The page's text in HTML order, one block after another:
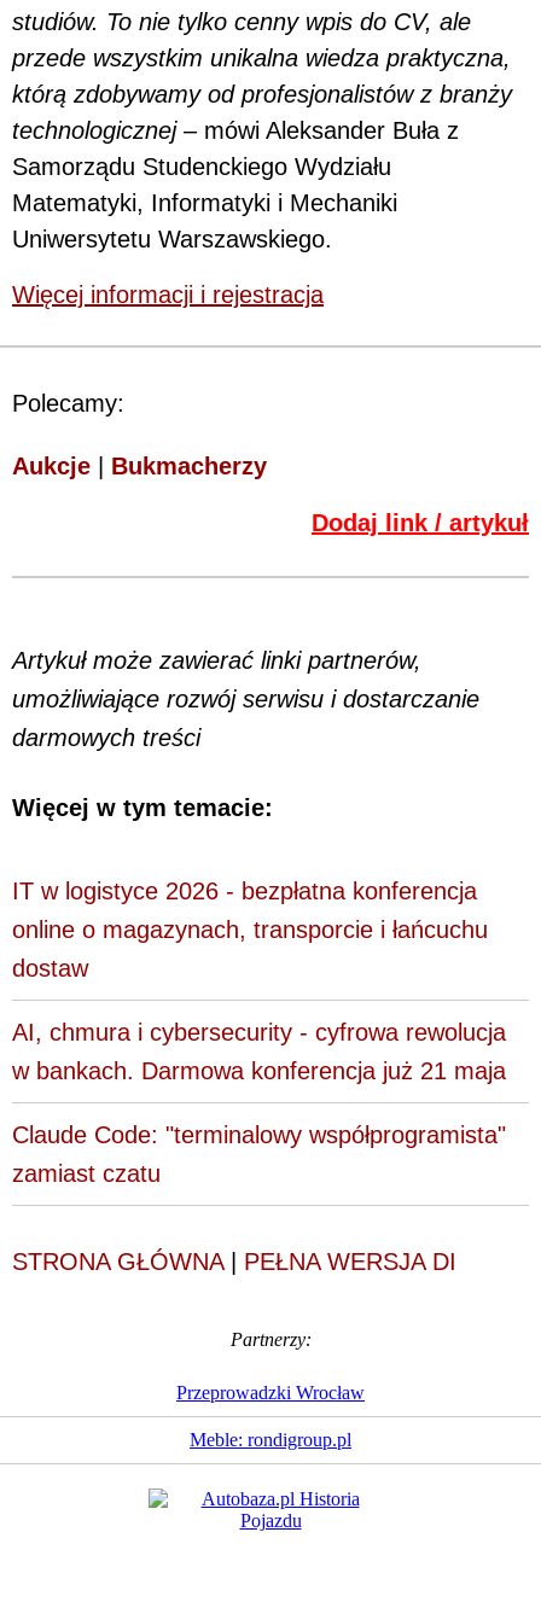
studiów. To nie tylko cenny wpis do CV, ale
przede wszystkim unikalna wiedza praktyczna,
którą zdobywamy od profesjonalistów z branży
technologicznej– mówi Aleksander Buła z
Samorządu Studenckiego Wydziału
Matematyki, Informatyki i Mechaniki
Uniwersytetu Warszawskiego.
Więcej informacji i rejestracja
Polecamy:
Aukcje Bukmacherzy
Dodaj link / artykuł
Artykuł może zawierać linki partnerów,
umożliwiające rozwój serwisu i dostarczanie
darmowych treści
Więcej w tym temacie:
IT w logistyce 2026 - bezpłatna konferencja
online o magazynach, transporcie i łańcuchu
dostaw
AI, chmura i cybersecurity - cyfrowa rewolucja
w bankach. Darmowa konferencja już 21 maja
Claude Code: "terminalowy współprogramista"
zamiast czatu
STRONA GŁÓWNA| PEŁNA WERSJA DI
Partnerzy:
Przeprowadzki Wrocław
Meble: rondigroup.pl